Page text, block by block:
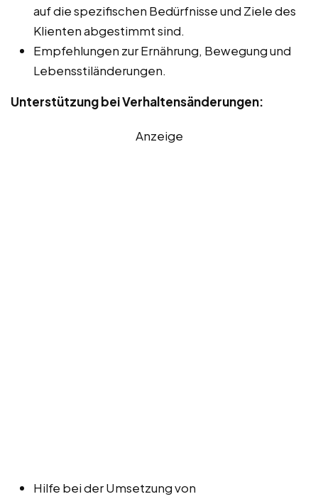
auf die spezifischen Bedürfnisse und Ziele des
Klienten abgestimmt sind.
Empfehlungen zur Ernährung, Bewegung und
Lebensstiländerungen.
Unterstützung bei Verhaltensänderungen:
Anzeige
Hilfe bei der Umsetzung von